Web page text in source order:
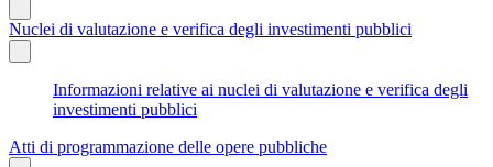
Nuclei di valutazione e verifica degli investimenti pubblici
Informazioni relative ai nuclei di valutazione e verifica degli
investimenti pubblici
Atti di programmazione delle opere pubbliche